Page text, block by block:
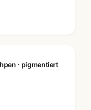
· pigmentiert